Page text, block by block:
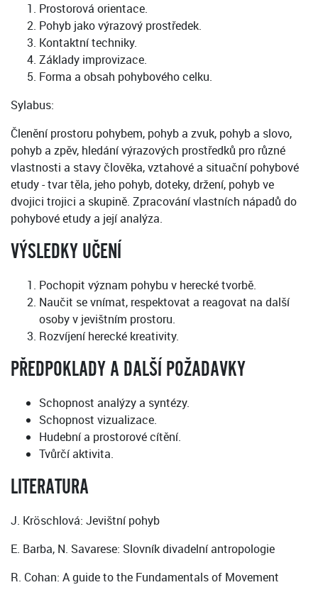
Prostorová orientace.
Pohyb jako výrazový prostředek.
Kontaktní techniky.
Základy improvizace.
Forma a obsah pohybového celku.
Sylabus:
Členění prostoru pohybem, pohyb a zvuk, pohyb a slovo,
pohyb a zpěv, hledání výrazových prostředků pro různé
vlastnosti a stavy člověka, vztahové a situační pohybové
etudy - tvar těla, jeho pohyb, doteky, držení, pohyb ve
dvojici trojici a skupině. Zpracování vlastních nápadů do
pohybové etudy a její analýza.
VÝSLEDKY UČENÍ
Pochopit význam pohybu v herecké tvorbě.
Naučit se vnímat, respektovat a reagovat na další
osoby v jevištním prostoru.
Rozvíjení herecké kreativity.
PŘEDPOKLADY A DALŠÍ POŽADAVKY
Schopnost analýzy a syntézy.
Schopnost vizualizace.
Hudební a prostorové cítění.
Tvůrčí aktivita.
LITERATURA
J. Kröschlová: Jevištní pohyb
E. Barba, N. Savarese: Slovník divadelní antropologie
R. Cohan: A guide to the Fundamentals of Movement